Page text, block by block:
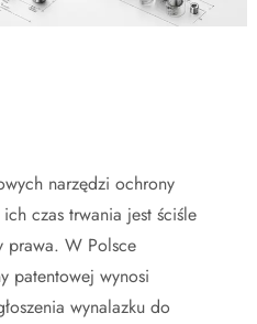
narzędzi ochrony
czas trwania jest ściśle
prawa. W Polsce
patentowej wynosi
wynalazku do